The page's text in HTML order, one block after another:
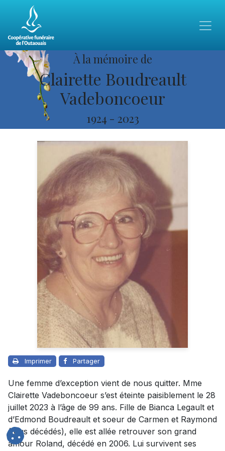
À la mémoire de
Clairette Boudreault
Vadeboncoeur
1924 - 2023
Imprimer Partager
Une femme d’exception vient de nous quitter. Mme
Clairette Vadeboncoeur s’est éteinte paisiblement le 28
juillet 2023 à l’âge de 99 ans. Fille de Bianca Legault et
d’Edmond Boudreault et soeur de Carmen et Raymond
(tous décédés), elle est allée retrouver son grand
amour Roland, décédé en 2006. Lui survivent ses